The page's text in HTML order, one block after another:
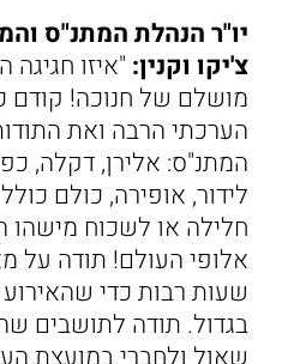
יו"ר הנהלת המתנ"ס
צ'יקו וקנין: "איזו חגיגה
מושלם של חנוכה! קודם
הערכתי הרבה ואת
המתנ"ס: אלירן, דקלה,
לידור, אופירה, כולם
חלילה או לשכוח מישהו
אלופי העולם! תודה
שעות רבות כדי שהאירוע
בגדול. תודה לתושבים